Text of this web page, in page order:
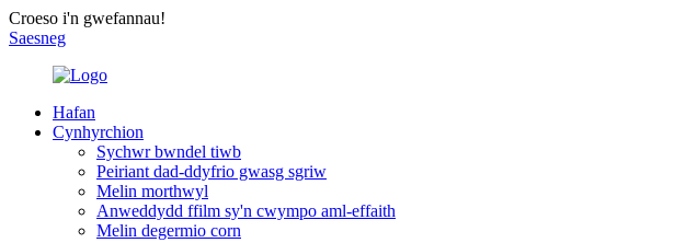
Croeso i'n gwefannau!
Saesneg
Hafan
Cynhyrchion
Sychwr bwndel tiwb
Peiriant dad-ddyfrio gwasg sgriw
Melin morthwyl
Anweddydd ffilm sy'n cwympo aml-effaith
Melin degermio corn